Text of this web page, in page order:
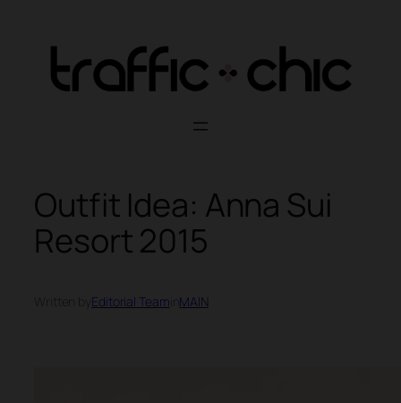
content
Outfit Idea: Anna Sui
Resort 2015
Editorial Team MAIN